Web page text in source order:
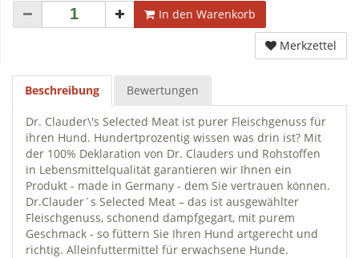
In den Warenkorb
Merkzettel
Beschreibung Bewertungen
Dr. Clauder\'s Selected Meat ist purer Fleischgenuss für
ihren Hund. Hundertprozentig wissen was drin ist? Mit
der 100% Deklaration von Dr. Clauders und Rohstoffen
in Lebensmittelqualität garantieren wir Ihnen ein
Produkt - made in Germany - dem Sie vertrauen können.
Dr.Clauder´s Selected Meat – das ist ausgewählter
Fleischgenuss, schonend dampfgegart, mit purem
Geschmack - so füttern Sie Ihren Hund artgerecht und
richtig. Alleinfuttermittel für erwachsene Hunde.